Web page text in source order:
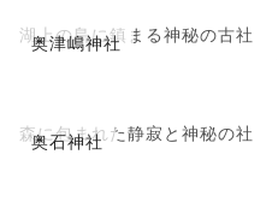
奥津嶋神社
湖上の島に鎮まる神秘の古社
奥石神社
森に包まれた静寂と神秘の社